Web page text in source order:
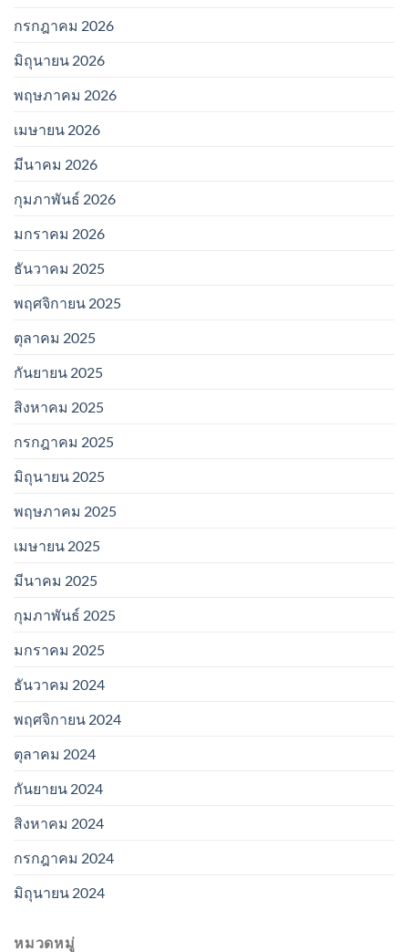
กรกฎาคม 2026
มิถุนายน 2026
พฤษภาคม 2026
เมษายน 2026
มีนาคม 2026
กุมภาพันธ์ 2026
มกราคม 2026
ธันวาคม 2025
พฤศจิกายน 2025
ตุลาคม 2025
กันยายน 2025
สิงหาคม 2025
กรกฎาคม 2025
มิถุนายน 2025
พฤษภาคม 2025
เมษายน 2025
มีนาคม 2025
กุมภาพันธ์ 2025
มกราคม 2025
ธันวาคม 2024
พฤศจิกายน 2024
ตุลาคม 2024
กันยายน 2024
สิงหาคม 2024
กรกฎาคม 2024
มิถุนายน 2024
หมวดหมู่